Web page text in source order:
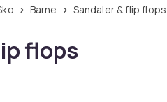
Sko Barne Sandaler & flip flops
flops